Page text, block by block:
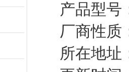
产品型号
厂商性质
所在地址